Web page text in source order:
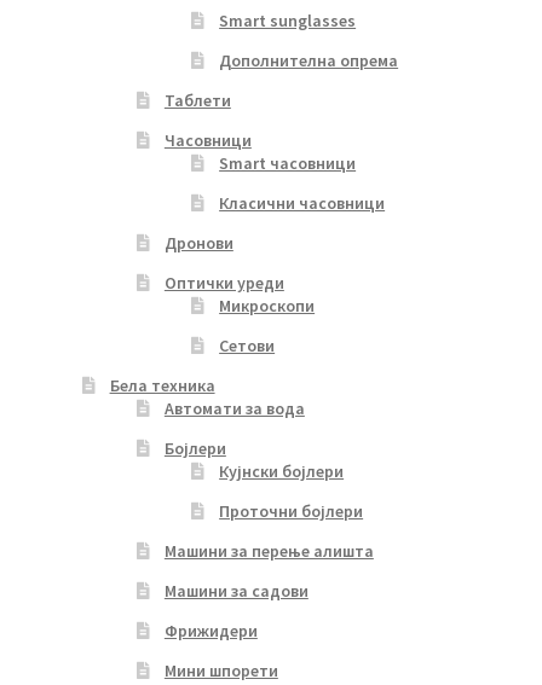
Smart sunglasses
Дополнителна опрема
Таблети
Часовници
Smart часовници
Класични часовници
Дронови
Оптички уреди
Микроскопи
Сетови
Бела техника
Автомати за вода
Бојлери
Кујнски бојлери
Проточни бојлери
Машини за перење алишта
Машини за садови
Фрижидери
Мини шпорети